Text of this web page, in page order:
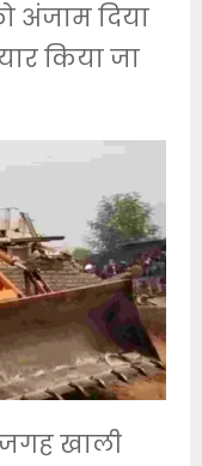
अंजाम दिया
किया जा
खाली